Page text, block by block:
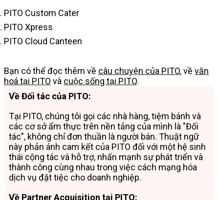
PITO Custom Cater
PITO Xpress
PITO Cloud Canteen
Bạn có thể đọc thêm về câu chuyện của PITO, về văn
hoá tại PITO và cuộc sống tại PITO.
Về Đối tác của PITO:
Tại PITO, chúng tôi gọi các nhà hàng, tiệm bánh và
các cơ sở ẩm thực trên nền tảng của mình là "Đối
tác", không chỉ đơn thuần là người bán. Thuật ngữ
này phản ánh cam kết của PITO đối với một hệ sinh
thái cộng tác và hỗ trợ, nhấn mạnh sự phát triển và
thành công cùng nhau trong việc cách mạng hóa
dịch vụ đặt tiệc cho doanh nghiệp.
Về Partner Acquisition tại PITO: